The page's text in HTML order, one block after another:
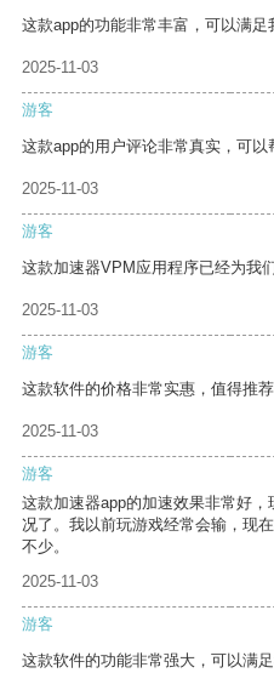
这款app的功能非常丰富，可以满足
2025-11-03
游客
这款app的用户评论非常真实，可以
2025-11-03
游客
这款加速器VPM应用程序已经为我
2025-11-03
游客
这款软件的价格非常实惠，值得推荐
2025-11-03
游客
这款加速器app的加速效果非常好
况了。我以前玩游戏经常会输，现
不少。
2025-11-03
游客
这款软件的功能非常强大，可以满